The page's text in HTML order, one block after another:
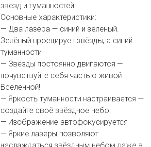
звезд и туманностей.
Основные характеристики:
— Два лазера — синий и зелёный.
Зелёный проецирует звёзды, а синий —
туманности
— Звёзды постоянно двигаются —
почувствуйте себя частью живой
Вселенной!
— Яркость туманности настраивается —
создайте своё звёздное небо!
— Изображение автофокусируется
— Яркие лазеры позволяют